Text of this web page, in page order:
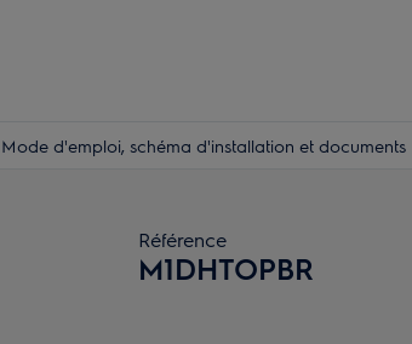
Mode d'emploi, schéma d'installation et documents
Référence
M1DHTOPBR